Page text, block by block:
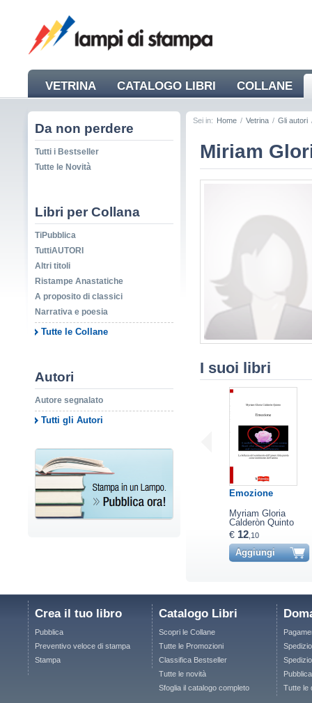
VETRINA CATALOGO LIBRI COLLANE
NEWS
Da non perdere
Tutti i Bestseller
Tutte le Novità
Libri per Collana
TiPubblica
TuttiAUTORI
Altri titoli
Ristampe Anastatiche
A proposito di classici
Narrativa e poesia
Tutte le Collane
Autori
Autore segnalato
Tutti gli Autori
Sei in: Home / Vetrina / Gli autori
Miriam
I suoi libri
Emozione
Myriam Gloria
Calderòn Quinto
€ 12,10
Aggiungi
Crea il tuo libro
Pubblica
Preventivo veloce di stampa
Stampa
Catalogo Libri
Scopri le Collane
Tutte le Promozioni
Classifica Bestseller
Tutte le novità
Sfoglia il catalogo completo
Tutte le